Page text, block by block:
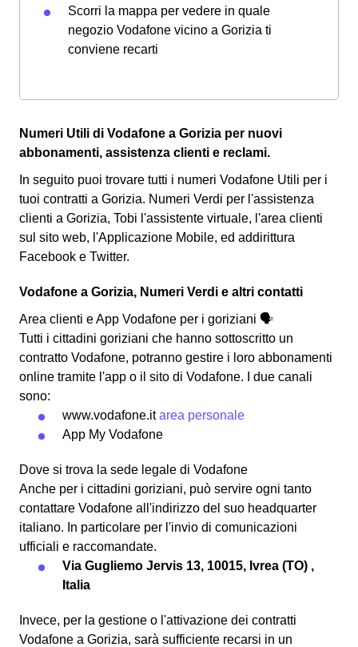
Scorri la mappa per vedere in quale
negozio Vodafone vicino a Gorizia ti
conviene recarti
Numeri Utili di Vodafone a Gorizia per nuovi
abbonamenti, assistenza clienti e reclami.
In seguito puoi trovare tutti i numeri Vodafone Utili per i
tuoi contratti a Gorizia. Numeri Verdi per l'assistenza
clienti a Gorizia, Tobi l'assistente virtuale, l'area clienti
sul sito web, l'Applicazione Mobile, ed addirittura
Facebook e Twitter.
Vodafone a Gorizia, Numeri Verdi e altri contatti
Area clienti e App Vodafone per i goriziani 🗣
Tutti i cittadini goriziani che hanno sottoscritto un
contratto Vodafone, potranno gestire i loro abbonamenti
online tramite l'app o il sito di Vodafone. I due canali
sono:
www.vodafone.itarea personale
App My Vodafone
Dove si trova la sede legale di Vodafone
Anche per i cittadini goriziani, può servire ogni tanto
contattare Vodafone all'indirizzo del suo headquarter
italiano. In particolare per l'invio di comunicazioni
ufficiali e raccomandate.
Via Gugliemo Jervis 13, 10015, Ivrea (TO) ,
Italia
Invece, per la gestione o l'attivazione dei contratti
Vodafone a Gorizia, sarà sufficiente recarsi in un